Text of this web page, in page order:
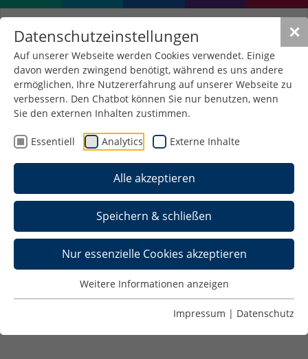
✕
Datenschutzeinstellungen
Auf unserer Webseite werden Cookies verwendet. Einige
davon werden zwingend benötigt, während es uns andere
ermöglichen, Ihre Nutzererfahrung auf unserer Webseite zu
verbessern. Den Chatbot können Sie nur benutzen, wenn
Sie den externen Inhalten zustimmen.
Essentiell Analytics Externe Inhalte
Alle akzeptieren
Speichern & schließen
Nur essenzielle Cookies akzeptieren
Weitere Informationen anzeigen
Impressum | Datenschutz
Prof. Dr. Kurt Englmeier
Betriebliche Informationssysteme